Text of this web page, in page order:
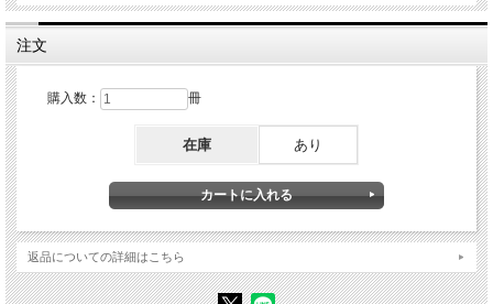
総序――聖書論1・2巻をつなぐ
〈付論〉 石田英一郎の「文化圏的歴史観」と聖書世界
第1部 妬みの神
第二章 嫉妬の心性と旧約聖書――『エレミヤ書』と『エゼキエル書』をめぐっ
第三章 ヤハウェ主義を特徴づける女性嫌悪、あるいはその「肉」メタファー
第四章 母権的宗教に向けられた父権的な妬み
第五章 補助線としてのジェーン・ハリソン『ギリシアの神々』
第六章 「残酷なる試しの神」としてのヤハウェと預言者のマゾヒズム
第一章 イエスというコペルニクス的転回――発展的転換か、対立か
第二章 イエスにおける慈悲の愛の構造
――種子と幼子――
注文
購入数： 冊
在庫 あり
返品についての詳細はこちら